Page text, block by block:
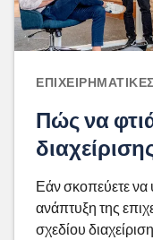
Πώς να
Εάν σκοπεύετε να
ανάπτυξη της
σχεδίου